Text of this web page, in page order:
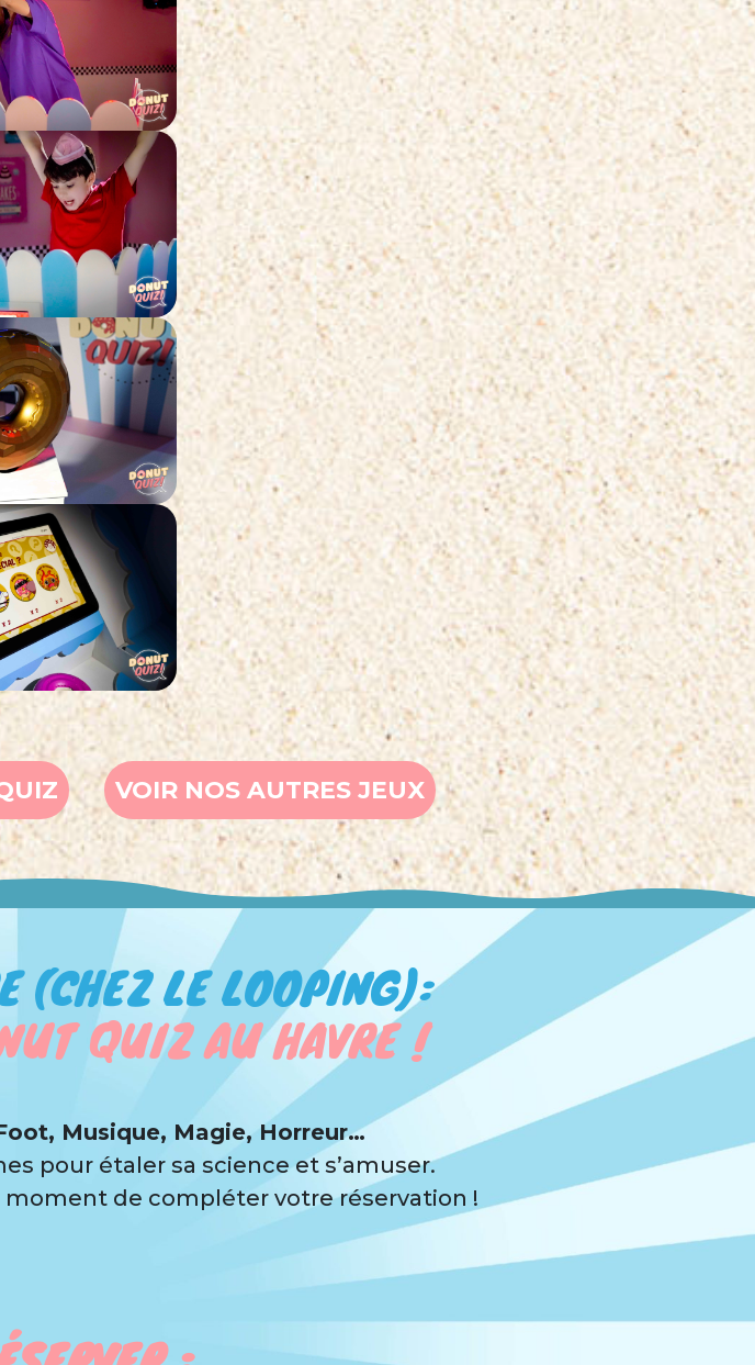
VOIR NOS AUTRES JEUX
(CHEZ LE LOOPING):
QUIZ AU HAVRE !
Musique, Magie, Horreur…
pour étaler sa science et s’amuser.
de compléter votre réservation !